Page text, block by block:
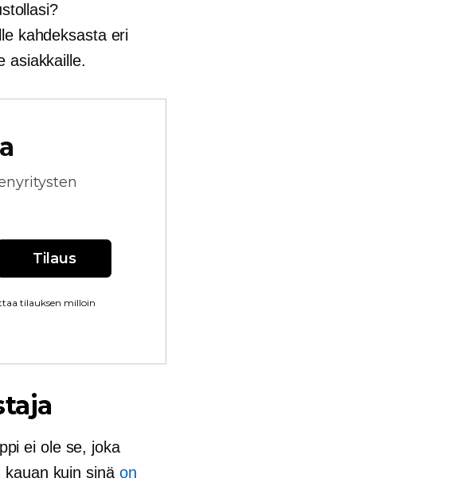
kahdeksasta eri
asiakkaille.
Tilaus
tilauksen milloin
ei ole se, joka
kuin sinä on